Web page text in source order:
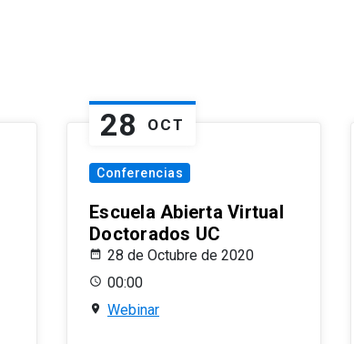
28 OCT
Conferencias
Escuela Abierta Virtual
Doctorados UC
28 de Octubre de 2020
00:00
Webinar